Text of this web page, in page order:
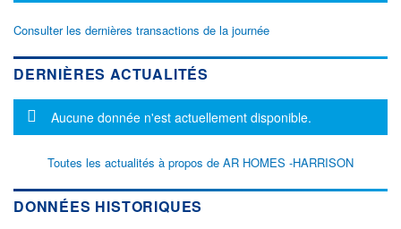
Consulter les dernières transactions de la journée
DERNIÈRES ACTUALITÉS
Message d'information
Aucune donnée n'est actuellement disponible.
Toutes les actualités à propos de AR HOMES -HARRISON
DONNÉES HISTORIQUES